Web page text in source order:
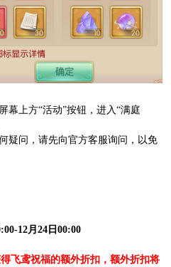
幕上方“活动”按钮，进入“满庭
疑问，请先向官方客服询问，以免
12月24日00:00
飞鸢祝福的额外折扣，额外折扣将